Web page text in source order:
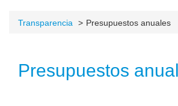
Transparencia Presupuestos anuales
Presupuestos